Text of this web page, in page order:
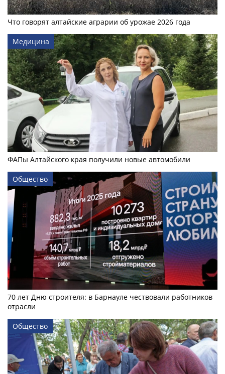
Что говорят алтайские аграрии об урожае 2026 года
Медицина
ФАПы Алтайского края получили новые автомобили
Общество
70 лет Дню строителя: в Барнауле чествовали работников
отрасли
Общество